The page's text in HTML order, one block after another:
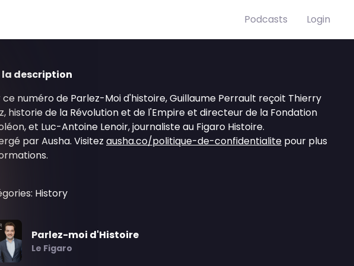
Podcasts Login
la description
ce numéro de Parlez-Moi d'histoire, Guillaume Perrault reçoit Thierry
historie de la Révolution et de l'Empire et directeur de la Fondation
et Luc-Antoine Lenoir, journaliste au Figaro Histoire.
par Ausha. Visitez ausha.co/politique-de-confidentialite pour plus
History
Parlez-moi d'Histoire
Le Figaro